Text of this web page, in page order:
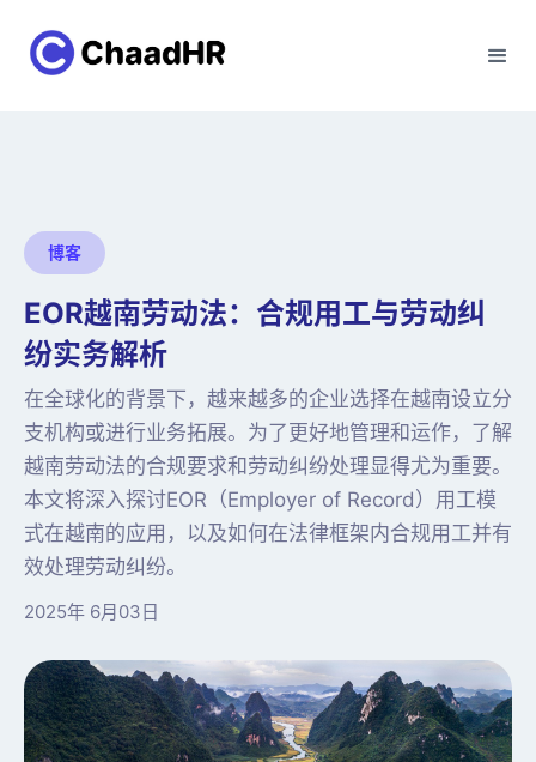
博客
EOR越南劳动法：合规用工与劳动纠
纷实务解析
在全球化的背景下，越来越多的企业选择在越南设立分
支机构或进行业务拓展。为了更好地管理和运作，了解
越南劳动法的合规要求和劳动纠纷处理显得尤为重要。
本文将深入探讨EOR（Employer of Record）用工模
式在越南的应用，以及如何在法律框架内合规用工并有
效处理劳动纠纷。
2025年 6月03日